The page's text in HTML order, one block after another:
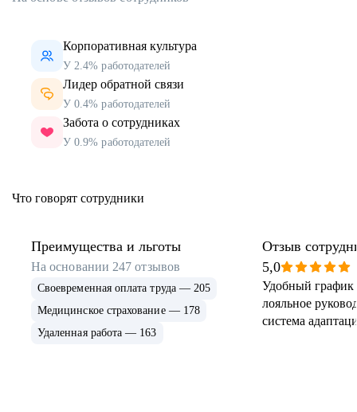
Корпоративная культура
У 2.4% работодателей
Лидер обратной связи
У 0.4% работодателей
Забота о сотрудниках
У 0.9% работодателей
Что говорят сотрудники
Преимущества и льготы
На основании 247 отзывов
Своевременная оплата труда — 205
Медицинское страхование — 178
Удаленная работа — 163
Отзыв
5,0
Удобный график
лояльное
система